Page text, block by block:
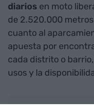
diarios en moto
de 2.520.000
cuanto al
apuesta por
cada distrito o
usos y la